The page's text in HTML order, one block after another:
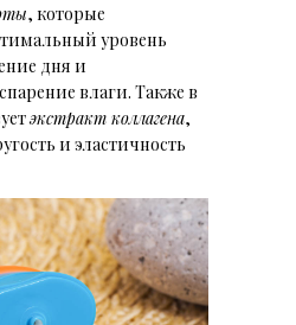
, которые
уровень
дня и
влаги. Также в
экстракт коллагена,
и эластичность